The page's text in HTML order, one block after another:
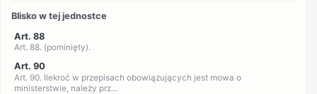
Blisko w tej jednostce
Art. 88
Art. 88. (pominięty).
Art. 90
Art. 90. Ilekroć w przepisach obowiązujących jest mowa o
ministerstwie, należy prz...